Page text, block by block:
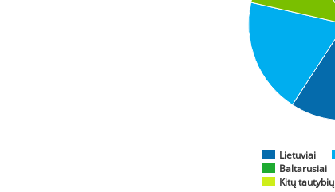
Lietuviai
Baltarusiai
Kitų tautybių